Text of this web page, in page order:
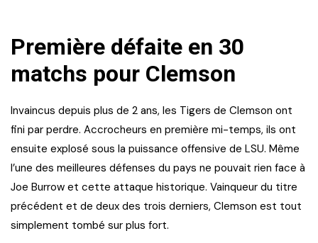
Première défaite en 30
matchs pour Clemson
Invaincus depuis plus de 2 ans, les Tigers de Clemson ont
fini par perdre. Accrocheurs en première mi-temps, ils ont
ensuite explosé sous la puissance offensive de LSU. Même
l’une des meilleures défenses du pays ne pouvait rien face à
Joe Burrow et cette attaque historique. Vainqueur du titre
précédent et de deux des trois derniers, Clemson est tout
simplement tombé sur plus fort.